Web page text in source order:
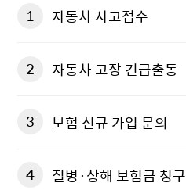
1 자동차 사고접수
2 자동차 고장 긴급출동
3 보험 신규 가입 문의
4 질병·상해 보험금 청구